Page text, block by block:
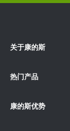
关于康的斯
热门产品
康的斯优势